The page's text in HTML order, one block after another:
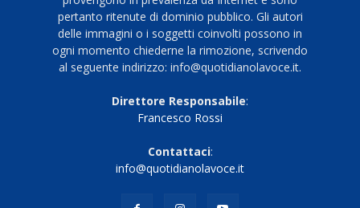
pertanto ritenute di dominio pubblico. Gli autori
delle immagini o i soggetti coinvolti possono in
ogni momento chiederne la rimozione, scrivendo
al seguente indirizzo: info@quotidianolavoce.it.
Direttore Responsabile:
Francesco Rossi
Contattaci:
info@quotidianolavoce.it